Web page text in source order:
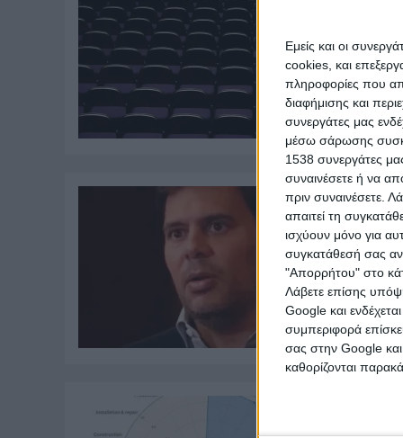
Εμείς και οι
cookies, και
πληροφορίες που
διαφήμισης και
συνεργάτες μας
μέσω σάρωσης
1538 συνεργάτες
συναινέσετε ή να
πριν συναινέσετε.
απαιτεί τη
ισχύουν μόνο για
συγκατάθεσή σας
"Απορρήτου" στο
Λάβετε επίσης
Google και
συμπεριφορά
σας στην Google
καθορίζονται
Η
Η
της
Η